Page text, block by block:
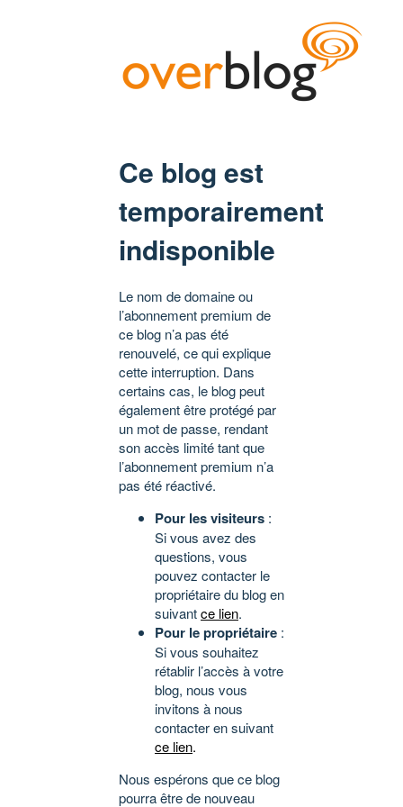
Ce blog est
temporairement
indisponible
Le nom de domaine ou
l’abonnement premium de
ce blog n’a pas été
renouvelé, ce qui explique
cette interruption. Dans
certains cas, le blog peut
également être protégé par
un mot de passe, rendant
son accès limité tant que
l’abonnement premium n’a
pas été réactivé.
Pour les visiteurs :
Si vous avez des
questions, vous
pouvez contacter le
propriétaire du blog en
suivantce lien.
Pour le propriétaire :
Si vous souhaitez
rétablir l’accès à votre
blog, nous vous
invitons à nous
contacter en suivant
ce lien.
Nous espérons que ce blog
pourra être de nouveau